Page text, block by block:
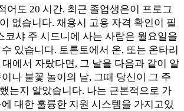
어도 20 시간. 최근 졸업생은이 프로그
없습니다. 채용시 고용 자격 확인이 필
코샤 주 시드니에 사는 사람은 월요일을
있습니다. 토론토에서 온, 또는 온타리
대에서 자랐다면, 그 날을 다음과 같이 알
나 불꽃 놀이의 날, 그때 당신이 그 주
는지 알았습니다. 나는 근본적으로 가
대한 훌륭한 지원 시스템을 가지고있